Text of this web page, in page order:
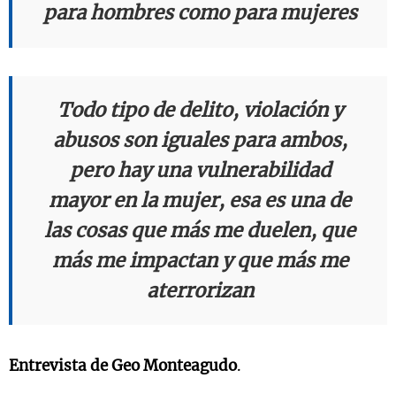
para hombres como para mujeres
Todo tipo de delito, violación y
abusos son iguales para ambos,
pero hay una vulnerabilidad
mayor en la mujer, esa es una de
las cosas que más me duelen, que
más me impactan y que más me
aterrorizan
Entrevista de Geo Monteagudo.